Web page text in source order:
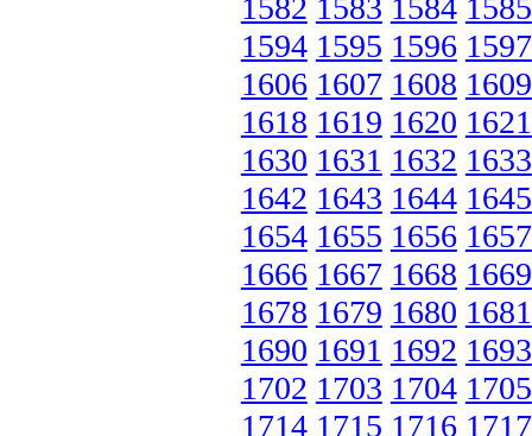
1582 1583 1584 1585
1594 1595 1596 1597
1606 1607 1608 1609
1618 1619 1620 1621
1630 1631 1632 1633
1642 1643 1644 1645
1654 1655 1656 1657
1666 1667 1668 1669
1678 1679 1680 1681
1690 1691 1692 1693
1702 1703 1704 1705
1714 1715 1716 1717